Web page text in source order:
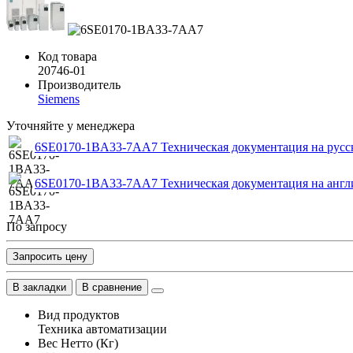
Код товара
20746-01
Производитель
Siemens
Уточняйте у менеджера
6SE0170-1BA33-7AA7 Техническая документация на
6SE0170-1BA33-7AA7 Техническая документация на
По запросу
Запросить цену
В закладки В сравнение
Вид продуктов
Техника автоматизации
Вес Нетто (Кг)